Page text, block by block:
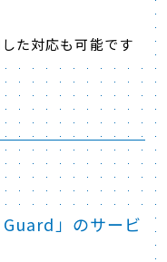
た対応も可能です
」のサービ